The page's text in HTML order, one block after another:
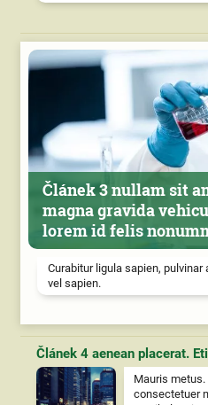
Článek 3 nullam sit
magna gravida
lorem id felis
Curabitur ligula sapien,
vel sapien.
Mauris
consectetuer